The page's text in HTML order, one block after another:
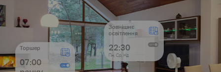
Торшер
07:00
Зовнішнє
освітлення
22:30
Пн, Ср, Нд